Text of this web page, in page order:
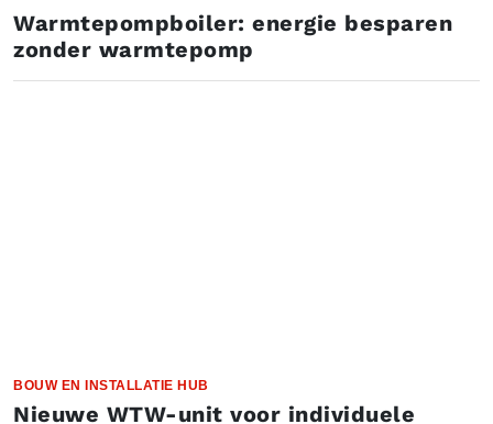
Warmtepompboiler: energie besparen
zonder warmtepomp
BOUW EN INSTALLATIE HUB
Nieuwe WTW-unit voor individuele